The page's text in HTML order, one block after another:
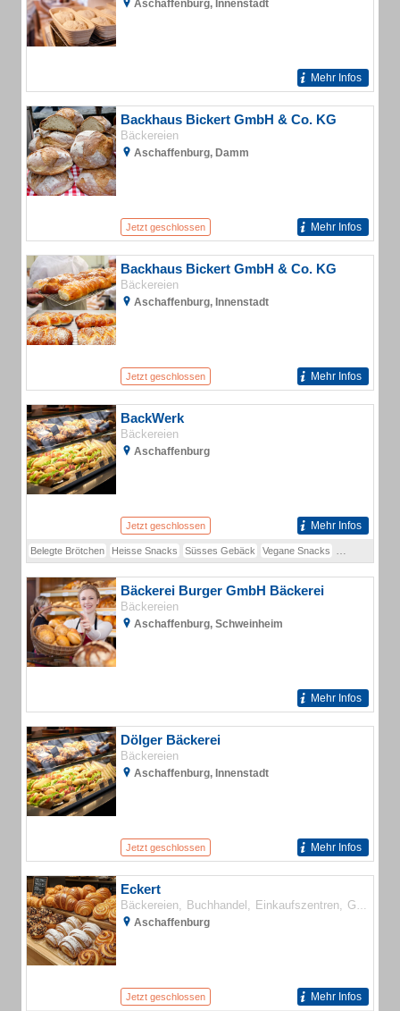
Aschaffenburg, Innenstadt
Mehr Infos
Backhaus Bickert GmbH & Co. KG
Bäckereien
Aschaffenburg, Damm
Jetzt geschlossen Mehr Infos
Backhaus Bickert GmbH & Co. KG
Bäckereien
Aschaffenburg, Innenstadt
Jetzt geschlossen Mehr Infos
BackWerk
Bäckereien
Aschaffenburg
Jetzt geschlossen Mehr Infos
Belegte Brötchen Heisse Snacks Süsses Gebäck Vegane Snacks
Bäckerei Burger GmbH Bäckerei
Bäckereien
Aschaffenburg, Schweinheim
Mehr Infos
Dölger Bäckerei
Bäckereien
Aschaffenburg, Innenstadt
Jetzt geschlossen Mehr Infos
Eckert
Bäckereien Buchhandel Einkaufszentren Gaststätten und Restaurants
Aschaffenburg
Jetzt geschlossen Mehr Infos